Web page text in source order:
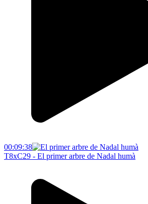
00:09:38
T8xC29 - El primer arbre de Nadal humà